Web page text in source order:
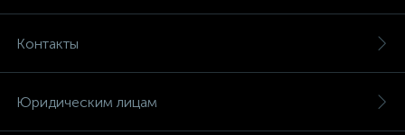
Контакты
Юридическим лицам